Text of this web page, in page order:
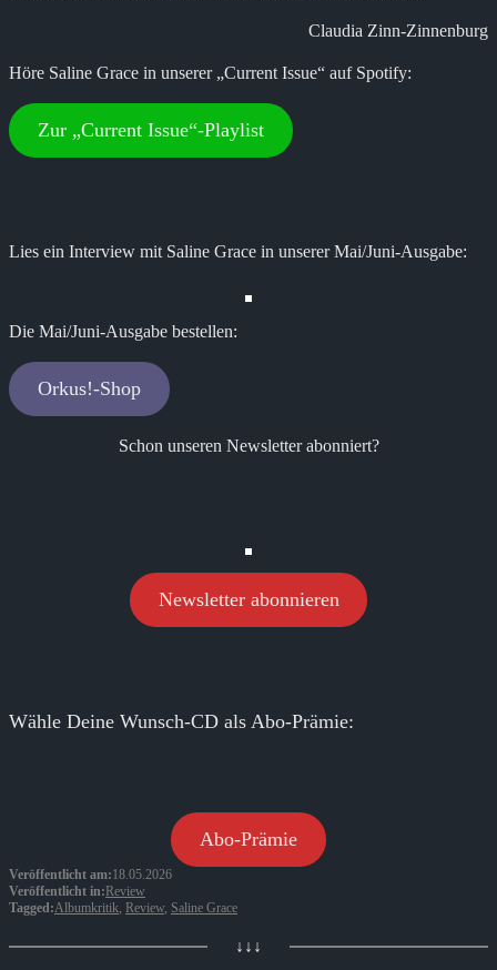
Claudia Zinn-Zinnenburg
Höre Saline Grace in unserer „Current Issue“ auf Spotify:
Zur „Current Issue“-Playlist
Lies ein Interview mit Saline Grace in unserer Mai/Juni-Ausgabe:
Die Mai/Juni-Ausgabe bestellen:
Orkus!-Shop
Schon unseren Newsletter abonniert?
Newsletter abonnieren
Wähle Deine Wunsch-CD als Abo-Prämie:
Abo-Prämie
Veröffentlicht am:18.05.2026
Veröffentlicht in:Review
Tagged:Albumkritik, Review, Saline Grace
↓↓↓